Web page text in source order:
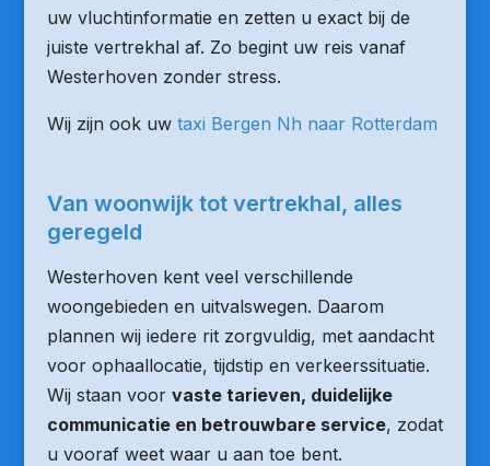
uw vluchtinformatie en zetten u exact bij de
juiste vertrekhal af. Zo begint uw reis vanaf
Westerhoven zonder stress.
Wij zijn ook uw taxi Bergen Nh naar Rotterdam
Van woonwijk tot vertrekhal, alles
geregeld
Westerhoven kent veel verschillende
woongebieden en uitvalswegen. Daarom
plannen wij iedere rit zorgvuldig, met aandacht
voor ophaallocatie, tijdstip en verkeerssituatie.
Wij staan voor vaste tarieven, duidelijke
communicatie en betrouwbare service, zodat
u vooraf weet waar u aan toe bent.